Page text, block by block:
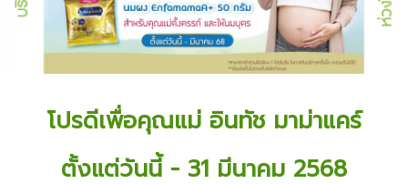
โปรดีเพื่อคุณแม่ อินทัช มาม่าแคร์
ตั้งแต่วันนี้ - 31 มีนาคม 2568